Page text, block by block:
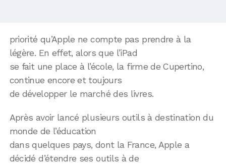
priorité qu’Apple ne compte pas prendre à la
légère. En effet, alors que l’iPad
se fait une place à l’école, la firme de Cupertino,
continue encore et toujours
de développer le marché des livres.
Après avoir lancé plusieurs outils à destination du
monde de l’éducation
dans quelques pays, dont la France, Apple a
décidé d’étendre ses outils à de